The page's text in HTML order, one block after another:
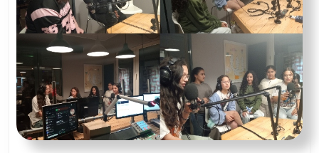
Koen
Kas
en
Evi
Van
den
Bossche